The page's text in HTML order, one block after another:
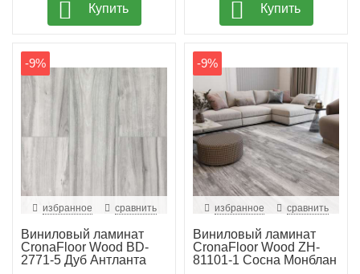
Купить Купить
-9%
избранное сравнить
Виниловый ламинат
CronaFloor Wood BD-
2771-5 Дуб Антланта
-9%
избранное сравнить
Виниловый ламинат
CronaFloor Wood ZH-
81101-1 Сосна Монблан